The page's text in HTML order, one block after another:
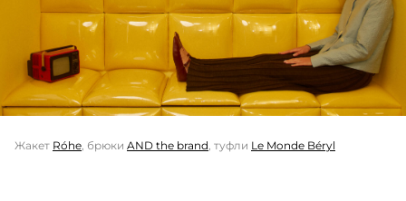
Жакет Róhe, брюки AND the brand, туфли Le Monde Béryl